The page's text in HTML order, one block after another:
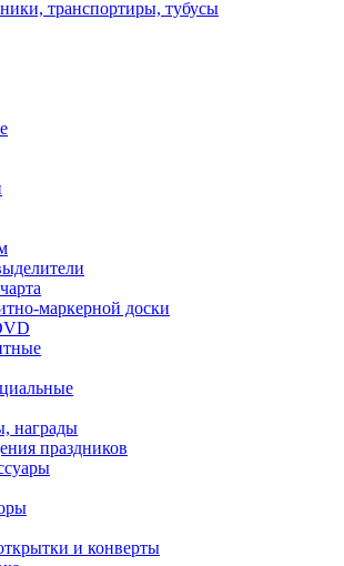
транспортиры, тубусы
маркерной доски
награды
праздников
и конверты